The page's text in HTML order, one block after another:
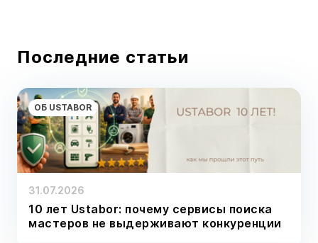
Последние статьи
ОБ USTABOR
31.07.2026
10 лет Ustabor: почему сервисы поиска
мастеров не выдерживают конкуренции